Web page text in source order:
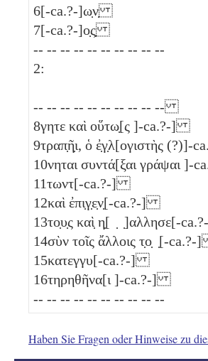
6[-ca.?-]ω̣ν̣
7[-ca.?-]ο̣ς̣
-- -- -- -- -- -- -- -- -- --
2:
-- -- -- -- -- -- -- -- -- --
8γητε καὶ οὕτω̣[ς ]-ca.?-]
9τραπ̣ῆ̣ι, ὁ ἐ̣γ̣λ[ογιστὴς (?)]-
10νηται συντά[ξαι γράψαι
11τωντ[-ca.?-]
12καὶ ἐπι̣γ̣ε̣ν̣[-ca.?-]
13το̣υ̣ς καὶ̣ η̣[ ̣ ̣]αλλησε[-
14σὺν τοῖς ἄλλοις τ̣ο̣ ̣[-
15κατεγγυ[-ca.?-]
16τηρηθῆνα[ι ]-ca.?-]
-- -- -- -- -- -- -- -- -- --
Haben Sie Fragen oder Hinweise zu